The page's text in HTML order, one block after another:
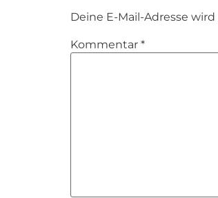
Deine E-Mail-Adresse
Kommentar *